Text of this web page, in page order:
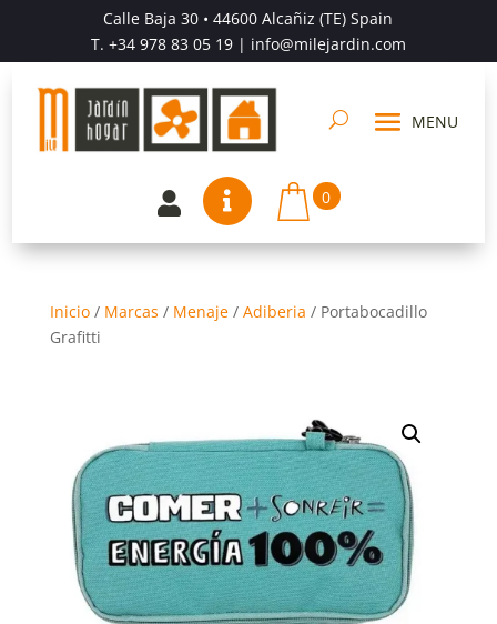
Calle Baja 30 • 44600 Alcañiz (TE) Spain
T. +34 978 83 05 19| info@milejardin.com
  0
Inicio/ Marcas / Menaje/ Adiberia / Portabocadillo
Grafitti